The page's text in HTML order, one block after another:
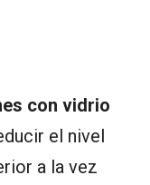
con vidrio
el nivel
a la vez